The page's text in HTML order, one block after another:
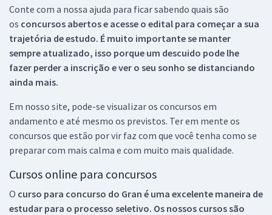
Conte com a nossa ajuda para ficar sabendo quais são
os concursos abertos e acesse o edital para começar a sua
trajetória de estudo. É muito importante se manter
sempre atualizado, isso porque um descuido pode lhe
fazer perder a inscrição e ver o seu sonho se distanciando
ainda mais.
Em nosso site, pode-se visualizar os concursos em
andamento e até mesmo os previstos. Ter em mente os
concursos que estão por vir faz com que você tenha como se
preparar com mais calma e com muito mais qualidade.
Cursos online para concursos
O curso para concurso do Gran é uma excelente maneira de
estudar para o processo seletivo. Os nossos cursos são